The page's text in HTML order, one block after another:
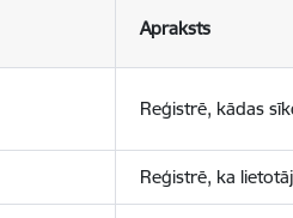
Apraksts
Reģistrē, kādas
Reģistrē, ka